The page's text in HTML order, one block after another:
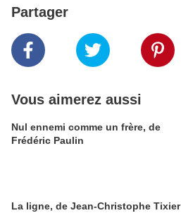
Partager
Vous aimerez aussi
Nul ennemi comme un frère, de
Frédéric Paulin
La ligne, de Jean-Christophe Tixier